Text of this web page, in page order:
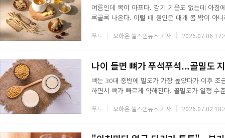
여름인데 목이 아프다. 감기 기운도 없는데 아침
록콜록 나온다. 이럴 때 원인은 대개 몸 밖이 아
의 점막이 마르고 건조해진 점막은 바이러스나
푸드 오하은 헬스인뉴스 기자 2026.07.06
나이 들면 뼈가 푸석푸석...골밀도
뼈는 30대 중반에 밀도가 가장 높았다가 이후
하면서 뼈가 빠르게 약해진다. 골밀도가 일정 수
은 가능하다.◇ 뼈째 먹는 생선뼈째 먹는 생선은
푸드 오하은 헬스인뉴스 기자 2026.07.02